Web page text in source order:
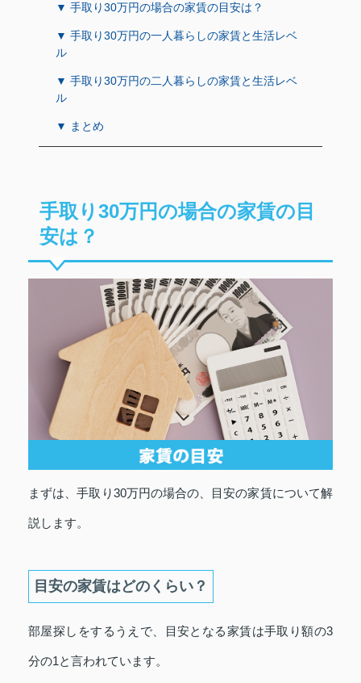
▼ 手取り30万円の場合の家賃の目安は？
▼ 手取り30万円の一人暮らしの家賃と生活レベ
ル
▼ 手取り30万円の二人暮らしの家賃と生活レベ
ル
▼ まとめ
手取り30万円の場合の家賃の目
安は？
まずは、手取り30万円の場合の、目安の家賃について解
説します。
目安の家賃はどのくらい？
部屋探しをするうえで、目安となる家賃は手取り額の3
分の1と言われています。